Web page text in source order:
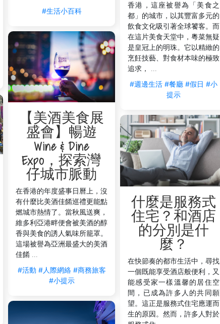
#生活小百科
香港，這座被譽為「美食之
都」的城市，以其豐富多元的
飲食文化吸引著全球饕客。而
在這片美食天堂中，粵菜無疑
是皇冠上的明珠。它以精緻的
烹飪技藝、對食材本味的極致
追求， ...
#週邊生活 #餐廳 #假日 #小
提示
【美酒美食展
盛會】暢遊
Wine & Dine
Expo，探索灣
仔城市脈動
在香港的年度盛事日曆上，沒
有什麼比美酒佳餚巡禮更能點
燃城市熱情了。當秋風送爽，
維多利亞港畔便會被美酒的醇
香與美食的誘人氣味所籠罩。
這場被譽為亞洲最盛大的美酒
佳餚 ...
#活動 #人際網絡 #商務旅客
#小提示
什麼是服務式
住宅？和酒店
的分別是什
麼？
在快節奏的都市生活中，尋找
一個既能享受酒店般便利，又
能感受家一樣溫馨的居住空
間，已成為許多人的共同願
望。這正是服務式住宅應運而
生的原因。然而，許多人對於